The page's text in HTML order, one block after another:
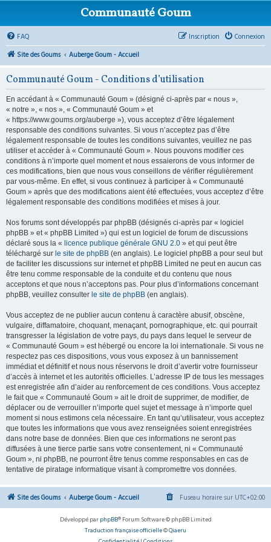
Communauté Goum
FAQ Connexion
Inscription
Site des Goums
Auberge Goum - Accueil
Communauté Goum - Conditions d’utilisation
En accédant à « Communauté Goum » (désigné ci-après par « nous »,
« notre », « nos », « Communauté Goum » et
« https://www.goums.org/auberge »), vous acceptez d’être légalement
responsable des conditions suivantes. Si vous n’acceptez pas d’être
légalement responsable de toutes les conditions suivantes, veuillez ne pas
utiliser et accéder à « Communauté Goum ». Nous pouvons modifier ces
conditions à n’importe quel moment et nous essaierons de vous informer de
ces modifications, bien que nous vous conseillons de vérifier régulièrement
par vous-même. En effet, si vous continuez à participer à « Communauté
Goum » après que des modifications aient été effectuées, vous acceptez d’être
légalement responsable des conditions modifiées et mises à jour.
Nos forums sont développés par phpBB (désignés ci-après par « logiciel
phpBB » et « phpBB Limited ») qui est un logiciel de forum de discussions
déclaré sous la « licence publique générale GNU 2.0 » et qui peut être
téléchargé sur le site de phpBB (en anglais). Le logiciel phpBB a pour seul but
de faciliter les discussions sur internet et phpBB Limited ne peut en aucun cas
être tenu comme responsable de la conduite et du contenu que nous
acceptons et que nous n’acceptons pas. Pour plus d’informations concernant
phpBB, veuillez consulter le site de phpBB (en anglais).
Vous acceptez de ne publier aucun contenu à caractère abusif, obscène,
vulgaire, diffamatoire, choquant, menaçant, pornographique, etc. qui pourrait
transgresser la législation de votre pays, du pays dans lequel le serveur de
« Communauté Goum » est hébergé ou encore la loi internationale. Si vous ne
respectez pas ces dispositions, vous vous exposez à un bannissement
immédiat et définitif et nous nous réservons le droit d’avertir votre fournisseur
d’accès à internet et les autorités officielles. L’adresse IP de tous les messages
est enregistrée afin d’aider au renforcement de ces conditions. Vous acceptez
le fait que « Communauté Goum » ait le droit de supprimer, de modifier, de
déplacer ou de verrouiller n’importe quel sujet et message à n’importe quel
moment si nous estimons cela nécessaire. En tant qu’utilisateur, vous acceptez
que toutes les informations que vous avez renseignées soient enregistrées
dans notre base de données. Bien que ces informations ne seront pas
diffusées à une tierce partie sans votre consentement, ni « Communauté
Goum », ni phpBB, ne pourront être tenus comme responsables en cas de
tentative de piratage informatique visant à compromettre vos données.
Site des Goums Auberge Goum - Accueil Fuseau horaire sur UTC+02:00
Développé par phpBB® Forum Software © phpBB Limited
Traduction française officielle©Qiaeru